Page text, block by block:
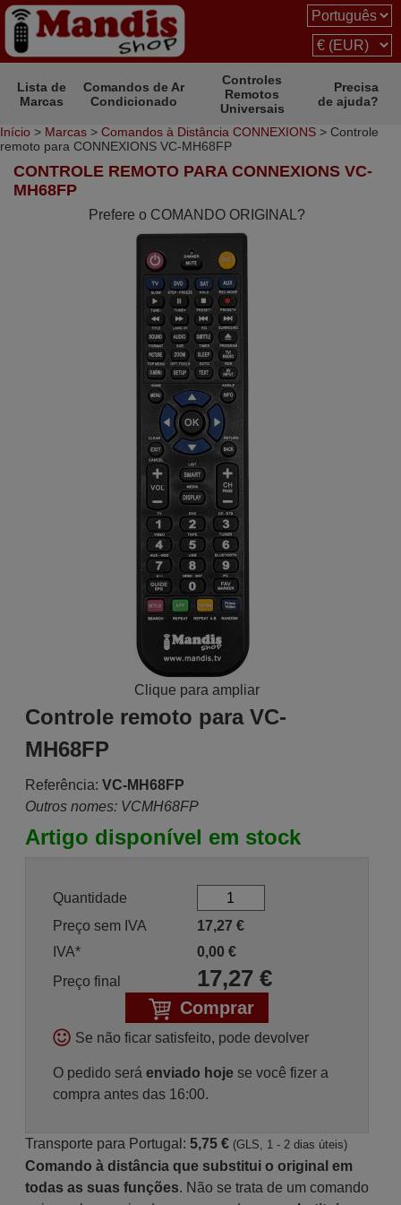
Lista de
Marcas
Comandos de Ar
Condicionado
Controles
Remotos
Universais
Precisa
de ajuda?
Início > Marcas > Comandos à Distância CONNEXIONS > Controle
remoto para CONNEXIONS VC-MH68FP
CONTROLE REMOTO PARA CONNEXIONS VC-
MH68FP
Prefere o COMANDO ORIGINAL?
Clique para ampliar
Controle remoto para VC-
MH68FP
Referência: VC-MH68FP
Outros nomes: VCMH68FP
Artigo disponível em stock
Quantidade
Preço sem IVA
17,27 €
IVA*
0,00 €
Preço final
17,27€
Comprar
Se não ficar satisfeito, pode devolver
O pedido será enviado hojese você fizer a
compra antes das 16:00.
Transporte para Portugal: 5,75 € (GLS, 1 - 2 dias úteis)
Comando à distância que substitui o original em
todas as suas funções. Não se trata de um comando